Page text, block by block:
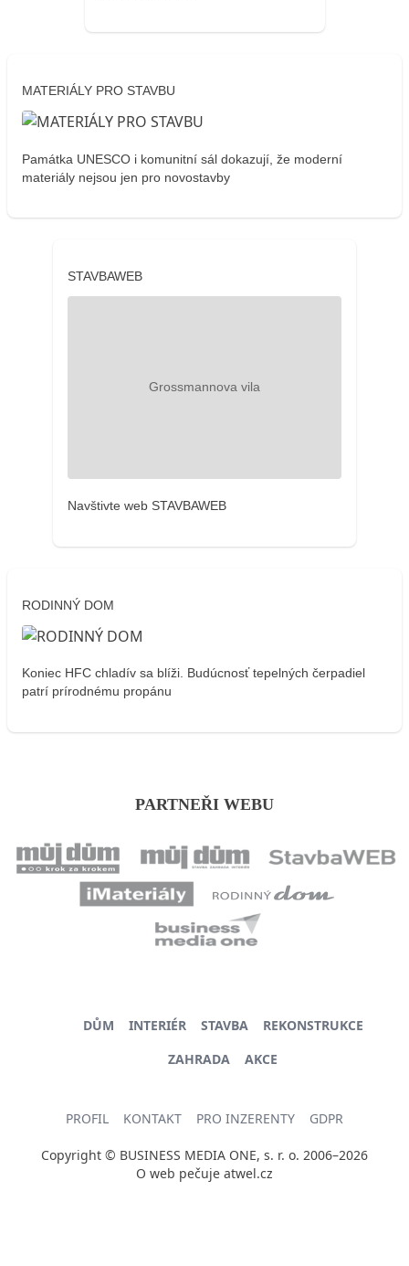
MATERIÁLY PRO STAVBU
Památka UNESCO i komunitní sál dokazují, že moderní
materiály nejsou jen pro novostavby
STAVBAWEB
Navštivte web STAVBAWEB
RODINNÝ DOM
Koniec HFC chladív sa blíži. Budúcnosť tepelných čerpadiel
patrí prírodnému propánu
PARTNEŘI WEBU
DŮM INTERIÉR STAVBA
REKONSTRUKCE
ZAHRADA
AKCE
PROFIL KONTAKT PRO INZERENTY GDPR
Copyright © BUSINESS MEDIA ONE, s. r. o. 2006–2026